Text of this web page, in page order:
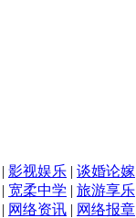
| 影视娱乐 | 谈婚论嫁
| 宽柔中学 | 旅游享乐
| 网络资讯 | 网络报章